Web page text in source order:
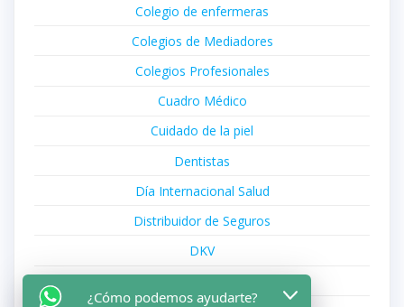
Colegio de enfermeras
Colegios de Mediadores
Colegios Profesionales
Cuadro Médico
Cuidado de la piel
Dentistas
Día Internacional Salud
Distribuidor de Seguros
DKV
¿Cómo podemos ayudarte?